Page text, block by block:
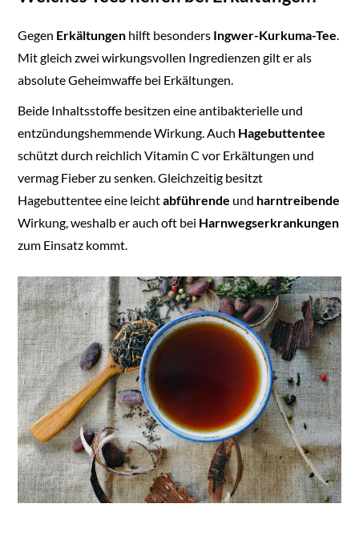
Gegen Erkältungen hilft besonders Ingwer-Kurkuma-Tee.
Mit gleich zwei wirkungsvollen Ingredienzen gilt er als
absolute Geheimwaffe bei Erkältungen.
Beide Inhaltsstoffe besitzen eine antibakterielle und
entzündungshemmende Wirkung. Auch Hagebuttentee
schützt durch reichlich Vitamin C vor Erkältungen und
vermag Fieber zu senken. Gleichzeitig besitzt
Hagebuttentee eine leichtabführende und harntreibende
Wirkung, weshalb er auch oft bei Harnwegserkrankungen
zum Einsatz kommt.